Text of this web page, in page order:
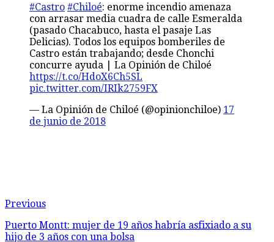
#Castro #Chiloé: enorme incendio amenaza
con arrasar media cuadra de calle Esmeralda
(pasado Chacabuco, hasta el pasaje Las
Delicias). Todos los equipos bomberiles de
Castro están trabajando; desde Chonchi
concurre ayuda | La Opinión de Chiloé
https://t.co/HdoX6Ch5SL
pic.twitter.com/IRIk2759FX
— La Opinión de Chiloé (@opinionchiloe) 17
de junio de 2018
Previous
Puerto Montt: mujer de 19 años habría asfixiado a su
hijo de 3 años con una bolsa